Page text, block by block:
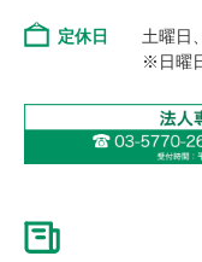
定休日
土曜日
※日曜